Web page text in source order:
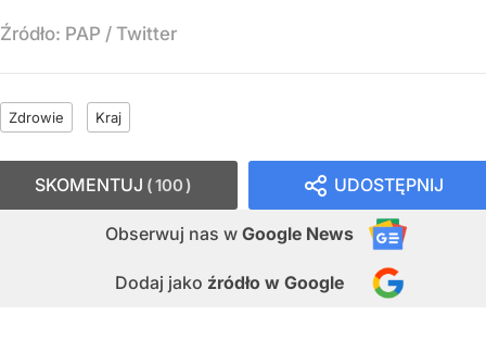
Źródło: PAP / Twitter
Zdrowie Kraj
UDOSTĘPNIJ
Obserwuj nas w Google News
Dodaj jako źródło w Google
SKOMENTUJ 100